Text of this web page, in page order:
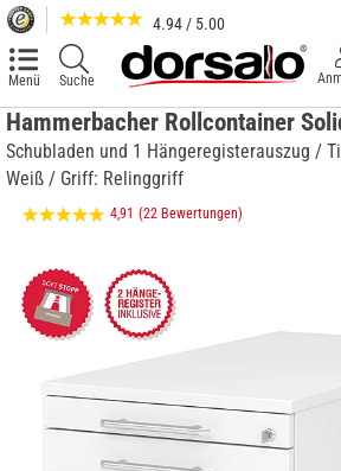
4.94 / 5.00
Menü Suche
Hammerbacher Rollcontainer
Schubladen und 1 Hängeregisterauszug /
Weiß / Griff: Relinggriff
4,91 (22 Bewertungen)